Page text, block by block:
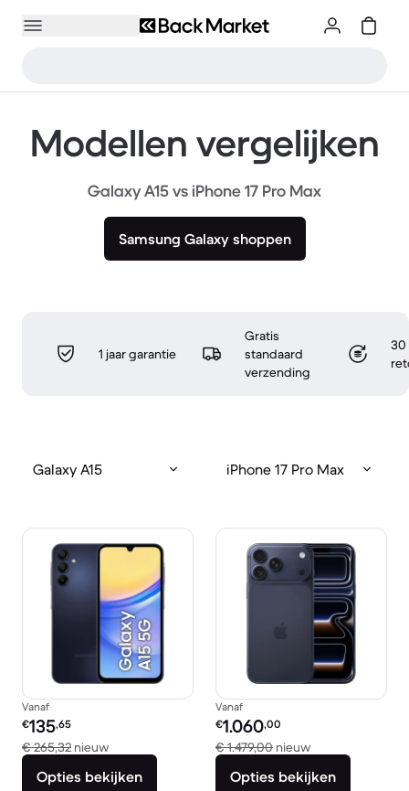
Modellen vergelijken
Galaxy A15 vs iPhone 17 Pro Max
Samsung Galaxy shoppen
1 jaar garantie
Gratis
standaard
verzending
30
Galaxy A15 iPhone 17 Pro Max
Vanaf
Refurbished prijs:
€135,65
€ 265,32 nieuwVergeleken met € 265,32 nieuw
Opties bekijken
Vanaf
Refurbished prijs:
€1.060,00
€ 1.479,00 nieuwVergeleken met
Opties bekijken